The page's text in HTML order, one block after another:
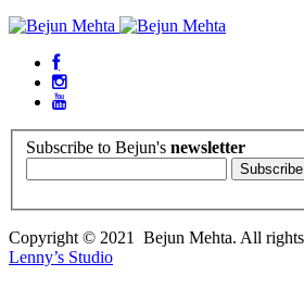
Subscribe to Bejun's newsletter
Copyright © 2021 Bejun Mehta. All rights
Lenny’s Studio